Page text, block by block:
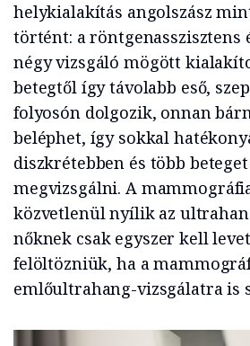
helykialakítás angolszász
történt: a röntgenasszisztens
négy vizsgáló mögött
betegtől így távolabb eső,
folyosón dolgozik, onnan
beléphet, így sokkal
diszkrétebben és több
megvizsgálni. A
közvetlenül nyílik az
nőknek csak egyszer kell
felöltözniük, ha a
emlőultrahang-vizsgálatra is